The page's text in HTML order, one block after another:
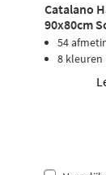
Catalano
90x80cm
tortora
54
8 kleuren